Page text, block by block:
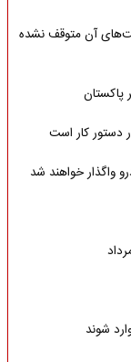
آن متوقف نشده
پاکستان
دستور کار است
واگذار خواهند شد
شوند